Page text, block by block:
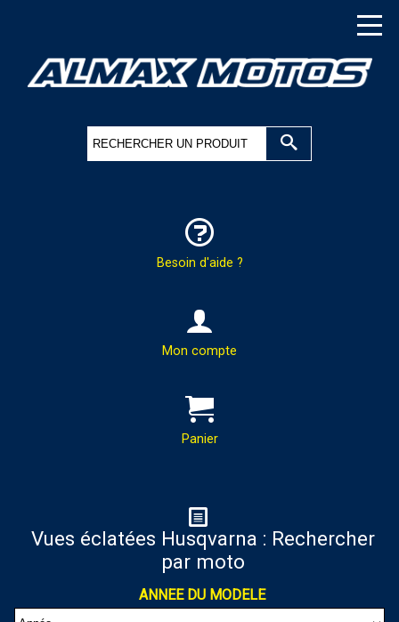
Besoin d'aide ?
HOTLINE & COMMANDES
PAR TÉLÉPHONE :
PAR MAIL :
Contactez-nous pour toutes
demandes de renseignements
Mon compte
Panier
Panier
Votre panier est vide
Vues éclatées Husqvarna : Rechercher
par moto
ANNEE DU MODELE